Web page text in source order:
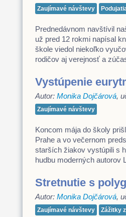
Zaujímavé návštevy
Prednedávnom navštívil
už pred 12 rokmi napísal
škole viedol niekoľko
rodičov aj verejnosť a
Vystúpenie
Autor: Monika Dojčárová,
Zaujímavé návštevy
Koncom mája do školy
Prahe a vo večernom
starších žiakov vystúpili s
hudbu moderných autorov
Stretnutie s
Autor: Monika Dojčárová,
Zaujímavé návštevy Zážitky